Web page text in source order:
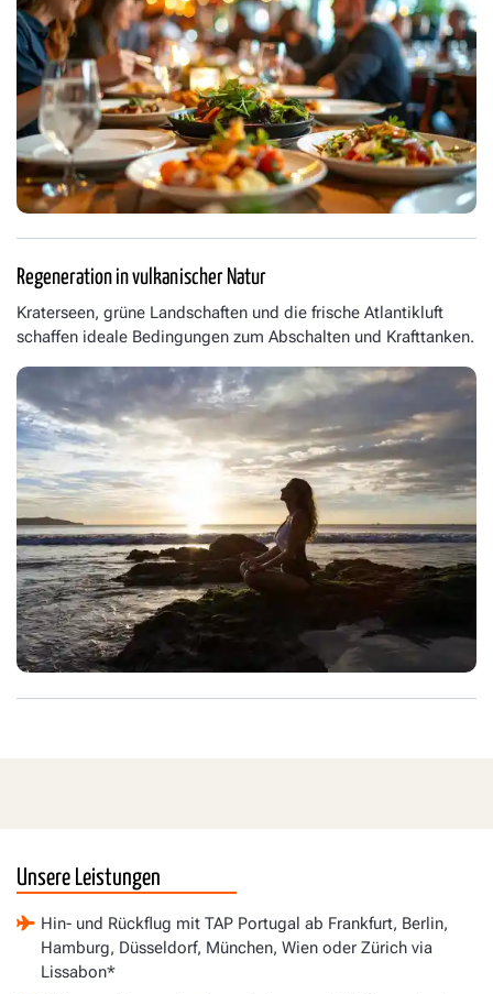
Regeneration in vulkanischer Natur
Kraterseen, grüne Landschaften und die frische Atlantikluft
schaffen ideale Bedingungen zum Abschalten und Krafttanken.
Unsere Leistungen
Hin- und Rückflug mit TAP Portugal ab Frankfurt, Berlin,
Hamburg, Düsseldorf, München, Wien oder Zürich via
Lissabon*